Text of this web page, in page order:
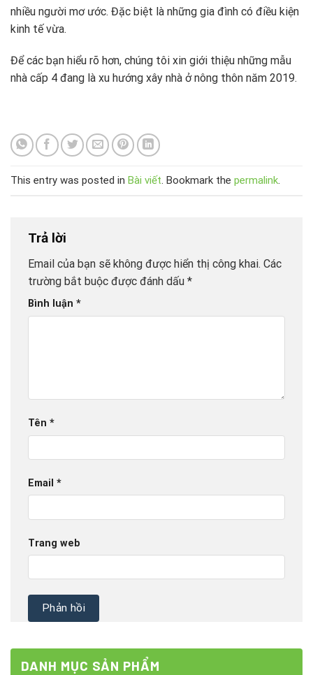
DANH MỤC SẢN PHẨM
nhiều người mơ ước. Đặc biệt là những gia đình có điều kiện
kinh tế vừa.
Để các bạn hiểu rõ hơn, chúng tôi xin giới thiệu những mẫu
nhà cấp 4 đang là xu hướng xây nhà ở nông thôn năm 2019.
This entry was posted in Bài viết . Bookmark the permalink
Trả lời
Email của bạn sẽ không được hiển thị công khai. Các
trường bắt buộc được đánh dấu *
Bình luận *
Tên *
Email *
Trang web